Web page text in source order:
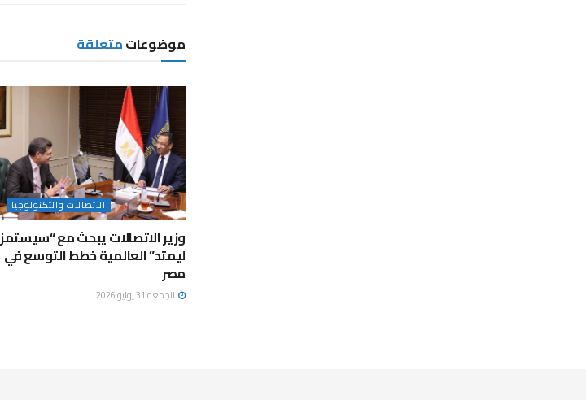
موضوعاتمتعلقة
الاتصالات والتكنولوجيا
وزير الاتصالات يبحث مع “سيستمز
ليمتد” العالمية خطط التوسع في
مصر
الجمعة 31 يوليو 2026